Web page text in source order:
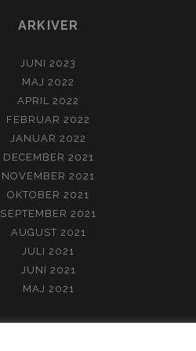
ARKIVER
JUNI 2023
MAJ 2022
APRIL 2022
FEBRUAR 2022
JANUAR 2022
DECEMBER 2021
NOVEMBER 2021
OKTOBER 2021
SEPTEMBER 2021
AUGUST 2021
JULI 2021
JUNI 2021
MAJ 2021